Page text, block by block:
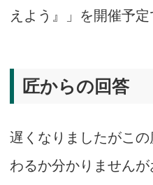
えよう』」を開催予定
匠からの回答
遅くなりましたがこ
わるか分かりませんが